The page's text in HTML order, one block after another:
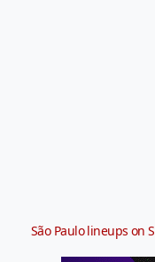
São Paulo lineups on